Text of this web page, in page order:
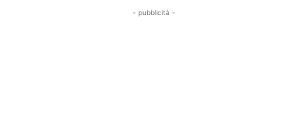
- pubblicità -